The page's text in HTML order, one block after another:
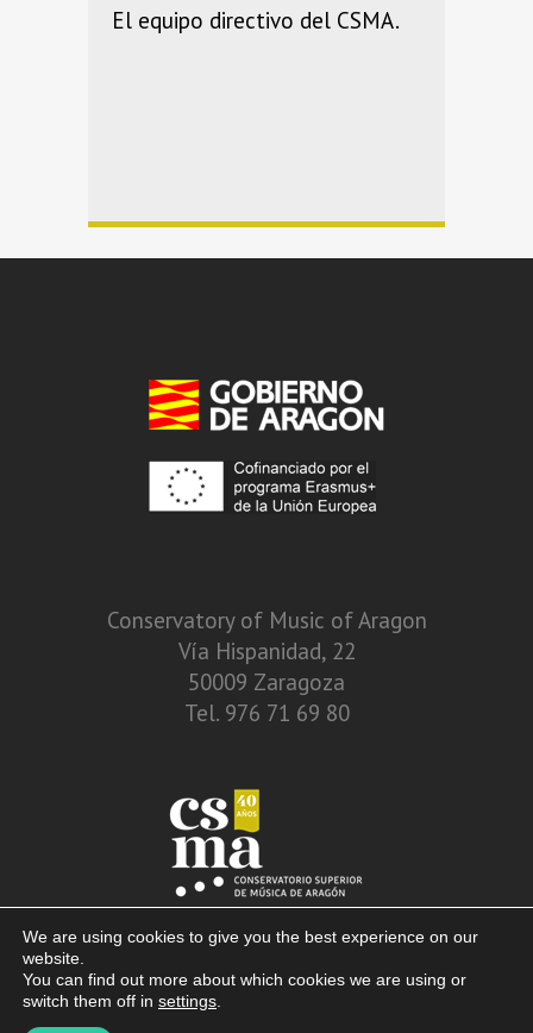
El equipo directivo del CSMA.
Conservatory of Music of Aragon
Vía Hispanidad, 22
50009 Zaragoza
Tel. 976 71 69 80
We are using cookies to give you the best experience on our
website.
You can find out more about which cookies we are using or
switch them off in settings